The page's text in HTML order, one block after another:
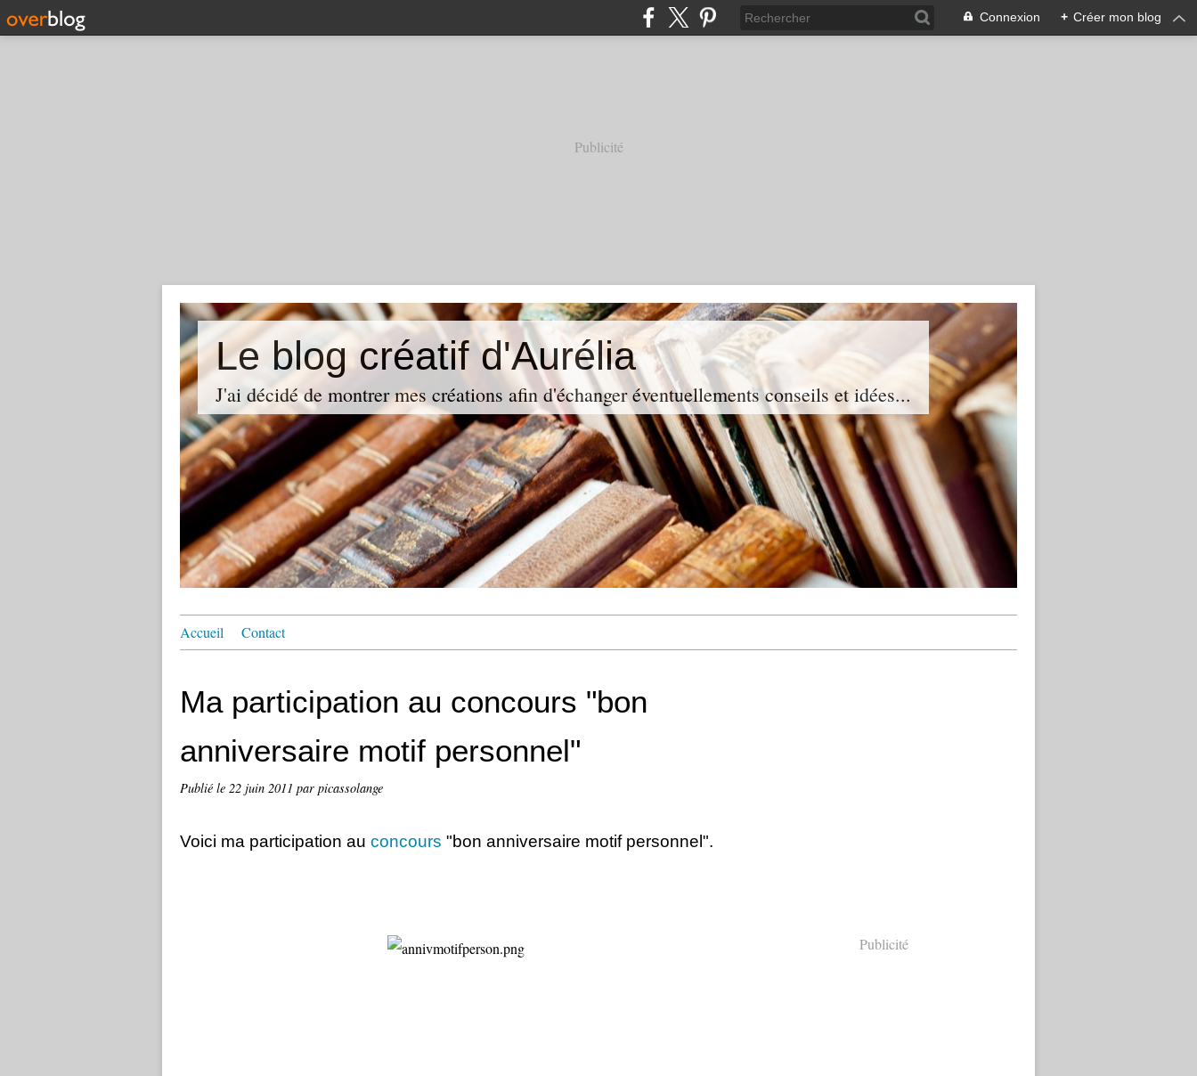
Connexion + Créer mon blog
Publicité
Le blog créatif d'Aurélia
J'ai décidé de montrer mes créations afin d'échanger éventuellements conseils et idées...
Accueil Contact
Ma participation au concours "bon
anniversaire motif personnel"
Publié le 22 juin 2011 par picassolange
Voici ma participation au concours "bon anniversaire motif personnel".
Publicité